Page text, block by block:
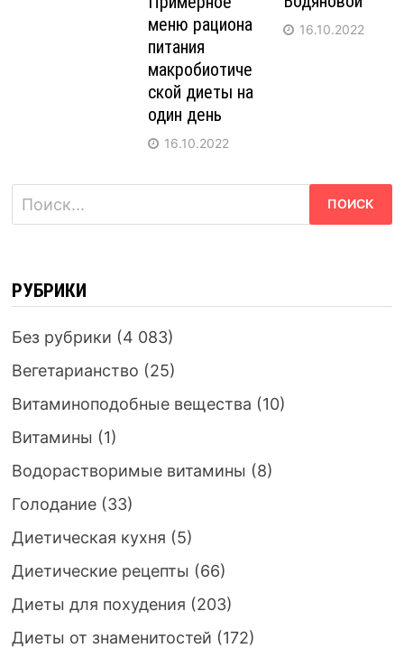
меню рациона
питания
макробиотиче
ской диеты на
один день
16.10.2022
16.10.2022
Найти:
РУБРИКИ
Без рубрики (4 083)
Вегетарианство (25)
Витаминоподобные вещества (10)
Витамины (1)
Водорастворимые витамины (8)
Голодание(33)
Диетическая кухня (5)
Диетические рецепты (66)
Диеты для похудения (203)
Диеты от знаменитостей (172)